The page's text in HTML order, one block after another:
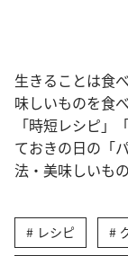
生きることは食
味しいものを食
「時短レシピ」
ておきの日の「
法・美味しいも
レシピ